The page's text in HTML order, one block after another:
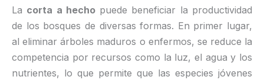
La corta a hechopuede beneficiar la productividad
de los bosques de diversas formas. En primer lugar,
al eliminar árboles maduros o enfermos, se reduce la
competencia por recursos como la luz, el agua y los
nutrientes, lo que permite que las especies jóvenes